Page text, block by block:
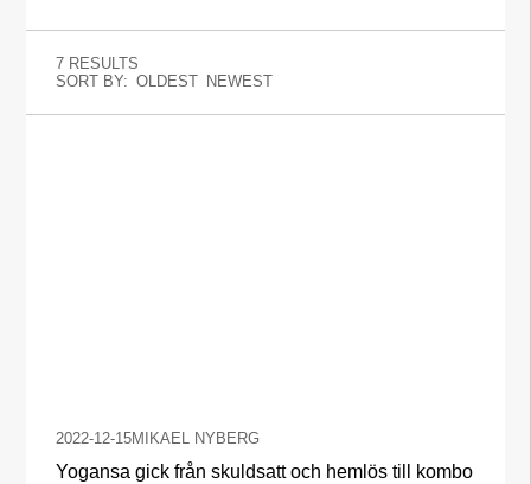
7 RESULTS
SORT BY: OLDEST NEWEST
2022-12-15MIKAEL NYBERG
Yogansa gick från skuldsatt och hemlös till kombo